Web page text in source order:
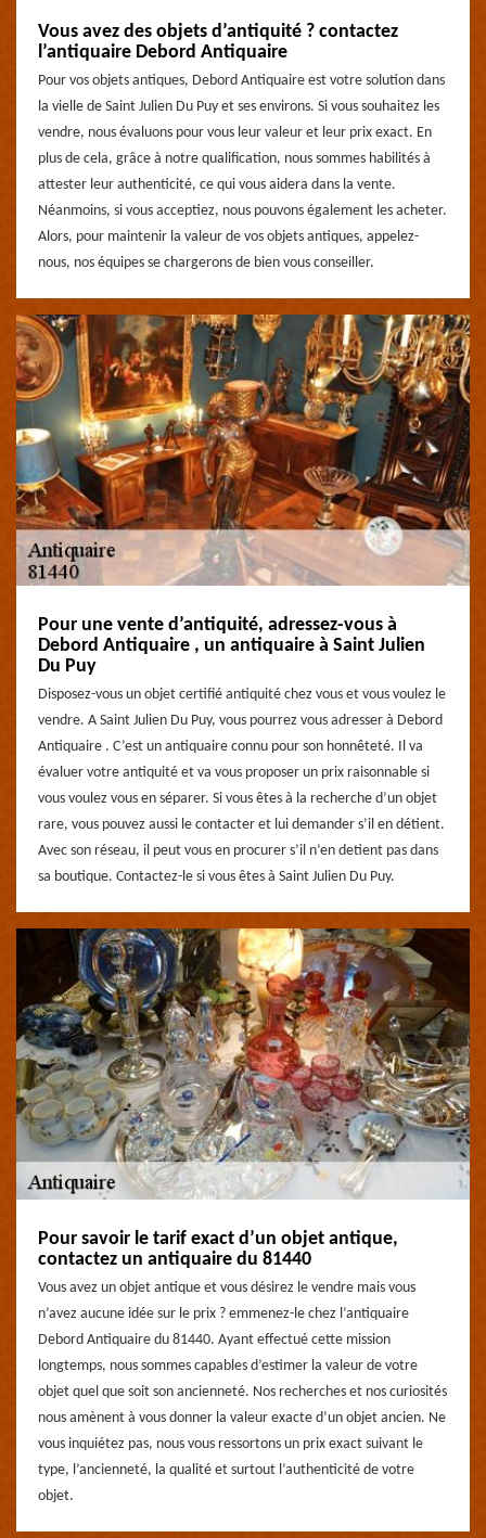
Vous avez des objets d’antiquité ? contactez
l’antiquaire Debord Antiquaire
Pour vos objets antiques, Debord Antiquaire est votre solution dans
la vielle de Saint Julien Du Puy et ses environs. Si vous souhaitez les
vendre, nous évaluons pour vous leur valeur et leur prix exact. En
plus de cela, grâce à notre qualification, nous sommes habilités à
attester leur authenticité, ce qui vous aidera dans la vente.
Néanmoins, si vous acceptiez, nous pouvons également les acheter.
Alors, pour maintenir la valeur de vos objets antiques, appelez-
nous, nos équipes se chargerons de bien vous conseiller.
Pour une vente d’antiquité, adressez-vous à
Debord Antiquaire , un antiquaire à Saint Julien
Du Puy
Disposez-vous un objet certifié antiquité chez vous et vous voulez le
vendre. A Saint Julien Du Puy, vous pourrez vous adresser à Debord
Antiquaire . C’est un antiquaire connu pour son honnêteté. Il va
évaluer votre antiquité et va vous proposer un prix raisonnable si
vous voulez vous en séparer. Si vous êtes à la recherche d’un objet
rare, vous pouvez aussi le contacter et lui demander s’il en détient.
Avec son réseau, il peut vous en procurer s’il n’en detient pas dans
sa boutique. Contactez-le si vous êtes à Saint Julien Du Puy.
Pour savoir le tarif exact d’un objet antique,
contactez un antiquaire du 81440
Vous avez un objet antique et vous désirez le vendre mais vous
n’avez aucune idée sur le prix ? emmenez-le chez l’antiquaire
Debord Antiquaire du 81440. Ayant effectué cette mission
longtemps, nous sommes capables d’estimer la valeur de votre
objet quel que soit son ancienneté. Nos recherches et nos curiosités
nous amènent à vous donner la valeur exacte d’un objet ancien. Ne
vous inquiétez pas, nous vous ressortons un prix exact suivant le
type, l’ancienneté, la qualité et surtout l’authenticité de votre
objet.